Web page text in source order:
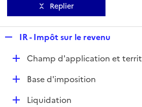
Replier
p
l
i
e
IR - Impôt sur le revenu
DChamp d'application et
DBase d'imposition
DLiquidation